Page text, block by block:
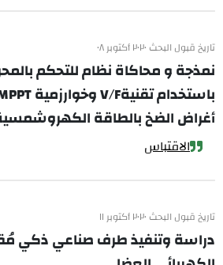
تاريخ قبول البحث ٢٠٢٠ أكتوبر ٠٨
نمذجة و محاكاة نظام للتحكم
أغراض الضخ بالطاقة
الاقتباس
تاريخ قبول البحث ٢٠٢٠ أكتوبر ١١
دراسة وتنفيذ طرف صناعي ذكي